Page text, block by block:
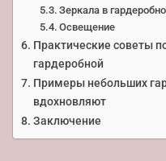
Зеркала в
Освещение
Практические советы
гардеробной
Примеры небольших
вдохновляют
Заключение